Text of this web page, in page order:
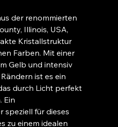
der renommierten
Illinois, USA,
Kristallstruktur
Farben. Mit einer
Gelb und intensiv
ist es ein
durch Licht perfekt
Ein
speziell für dieses
zu einem idealen